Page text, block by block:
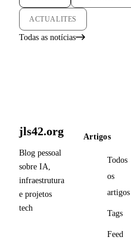
ACTUALITES
Todas as notícias
jls42.org
Blog pessoal
sobre IA,
infraestrutura
e projetos
tech
Artigos
Todos
os
artigos
Tags
Feed